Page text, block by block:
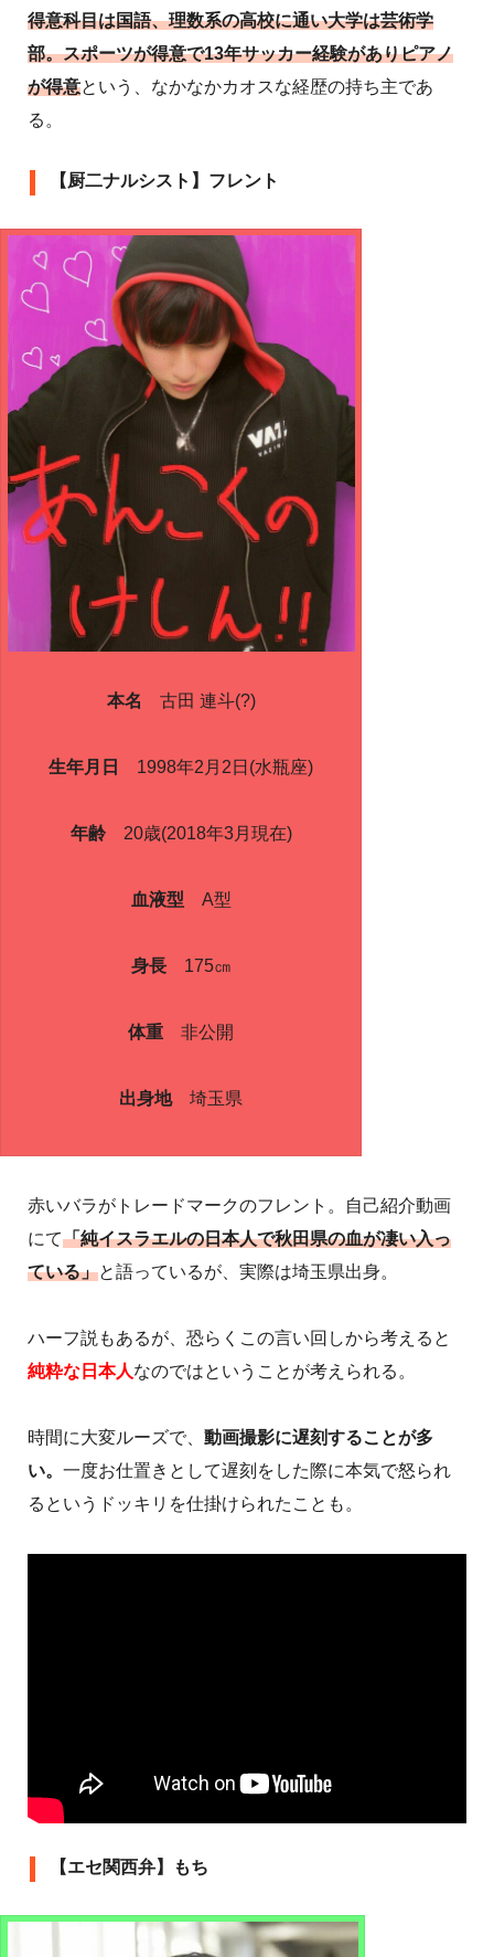
得意科目は国語、理数系の高校に通い大学は芸術学
部。スポーツが得意で13年サッカー経験がありピアノ
が得意という、なかなかカオスな経歴の持ち主であ
る。
【厨二ナルシスト】フレント
本名 古田 連斗(?)
生年月日 1998年2月2日(水瓶座)
年齢 20歳(2018年3月現在)
血液型 A型
身長 175㎝
体重 非公開
出身地 埼玉県
赤いバラがトレードマークのフレント。自己紹介動画
にて「純イスラエルの日本人で秋田県の血が凄い入っ
ている」と語っているが、実際は埼玉県出身。
ハーフ説もあるが、恐らくこの言い回しから考えると
純粋な日本人なのではということが考えられる。
時間に大変ルーズで、 動画撮影に遅刻することが多
い。 一度お仕置きとして遅刻をした際に本気で怒られ
るというドッキリを仕掛けられたことも。
【エセ関西弁】もち